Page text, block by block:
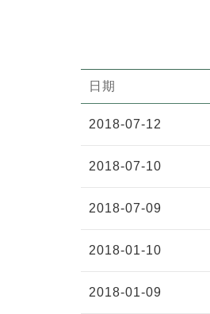
日期
2018-07-12
2018-07-10
2018-07-09
2018-01-10
2018-01-09